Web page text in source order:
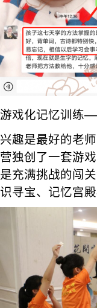
游戏化记忆训练
兴趣是最好的老
营独创了一套游
是充满挑战的闯
识寻宝、记忆宫